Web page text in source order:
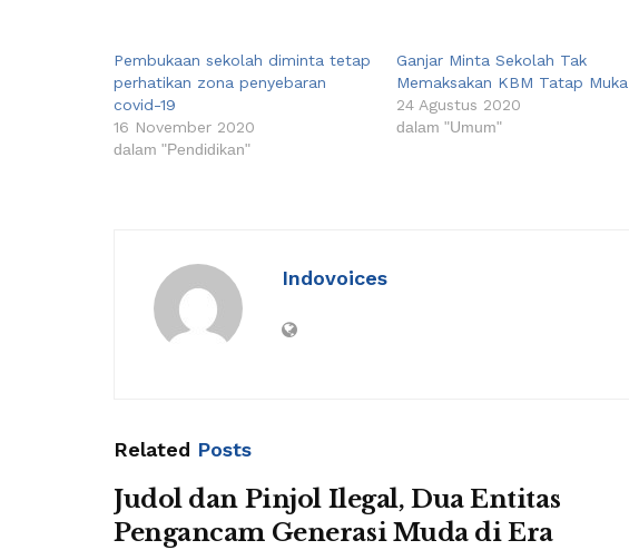
Pembukaan sekolah diminta tetap
perhatikan zona penyebaran
covid-19
16 November 2020
dalam "Pendidikan"
Ganjar Minta Sekolah Tak
Memaksakan KBM Tatap Muka
24 Agustus 2020
dalam "Umum"
Indovoices
Related Posts
Judol dan Pinjol Ilegal, Dua Entitas
Pengancam Generasi Muda di Era